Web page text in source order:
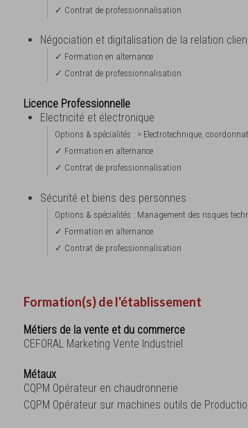
✓ Contrat de professionnalisation
Négociation et digitalisation de la relation
✓ Formation en alternance
✓ Contrat de professionnalisation
Licence Professionnelle
Electricité et électronique
Options & spécialités : > Electrotechnique,
✓ Formation en alternance
✓ Contrat de professionnalisation
Sécurité et biens des personnes
Options & spécialités : Management des risques
✓ Formation en alternance
✓ Contrat de professionnalisation
Formation(s) de l'établissement
Métiers de la vente et du commerce
CEFORAL Marketing Vente Industriel
Métaux
CQPM Opérateur en chaudronnerie
CQPM Opérateur sur machines outils de